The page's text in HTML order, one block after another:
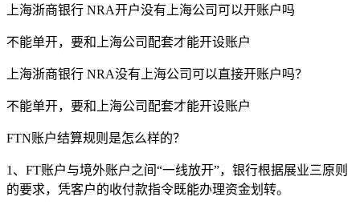
上海浙商银行 NRA开户没有上海公司可以开账户吗
不能单开，要和上海公司配套才能开设账户
上海浙商银行 NRA没有上海公司可以直接开账户吗？
不能单开，要和上海公司配套才能开设账户
FTN账户结算规则是怎么样的？
1、FT账户与境外账户之间“一线放开”，银行根据展业三原则
的要求，凭客户的收付款指令既能办理资金划转。